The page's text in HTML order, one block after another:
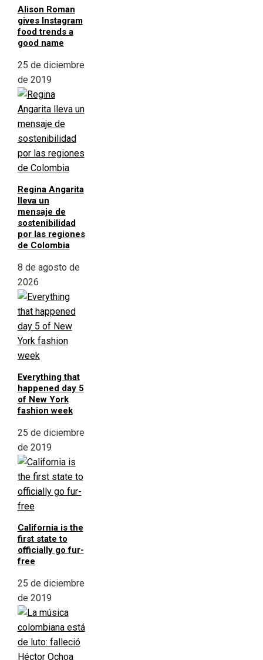
Alison Roman
gives Instagram
food trends a
good name
25 de diciembre
de 2019
Regina Angarita
lleva un
mensaje de
sostenibilidad
por las regiones
de Colombia
8 de agosto de
2026
Everything that
happened day 5
of New York
fashion week
25 de diciembre
de 2019
California is the
first state to
officially go fur-
free
25 de diciembre
de 2019